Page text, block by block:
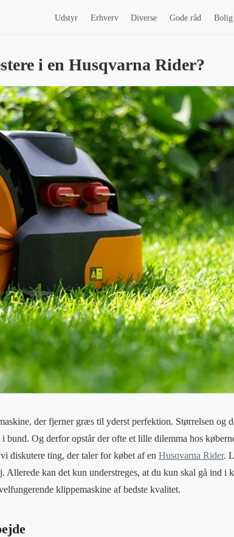
Udstyr Erhverv Diverse Gode råd Bolig
i en Husqvarna Rider?
der fjerner græs til yderst perfektion. Størrelsen og
bund. Og derfor opstår der ofte et lille dilemma hos
diskutere ting, der taler for købet af en Husqvarna Rider.
Allerede kan det kun understreges, at du kun skal gå ind i
klippemaskine af bedste kvalitet.